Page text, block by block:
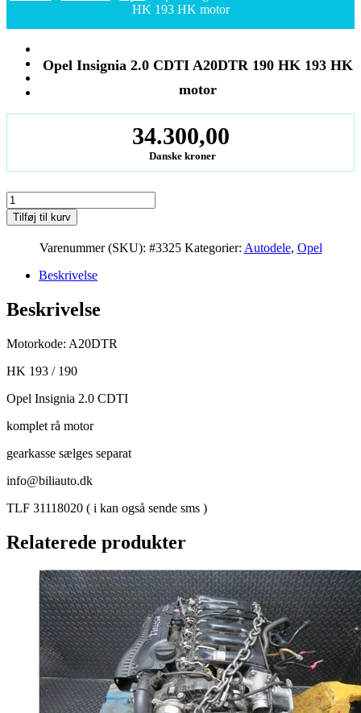
HK 193 HK motor
Opel Insignia 2.0 CDTI A20DTR 190 HK 193 HK
motor
34.300,00
Danske kroner
Opel
Insignia
2.0
A20DTR
HK
antal
Tilføj til kurv
Varenummer (SKU): #3325 Kategorier: Autodele, Opel
Beskrivelse
Beskrivelse
Motorkode: A20DTR
HK 193 / 190
Opel Insignia 2.0 CDTI
komplet rå motor
gearkasse sælges separat
info@biliauto.dk
TLF 31118020 ( i kan også sende sms )
Relaterede produkter